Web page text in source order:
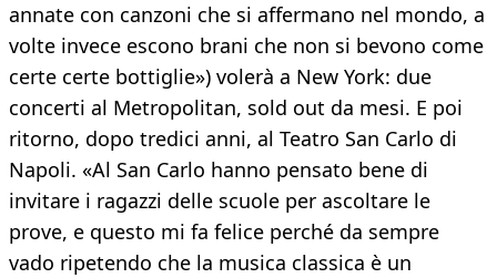
annate con canzoni che si affermano nel mondo, a
volte invece escono brani che non si bevono come
certe certe bottiglie») volerà a New York: due
concerti al Metropolitan, sold out da mesi. E poi
ritorno, dopo tredici anni, al Teatro San Carlo di
Napoli. «Al San Carlo hanno pensato bene di
invitare i ragazzi delle scuole per ascoltare le
prove, e questo mi fa felice perché da sempre
vado ripetendo che la musica classica è un